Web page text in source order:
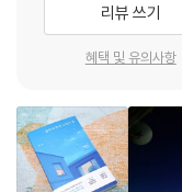
개인적 차원에서든 또는
의 방향이 ‘앞’이라고 해
몰려간다. 지금의 방향이
면, 180도 뒤로 돌아 올바
한 ‘진보’일 것이다. 우리
다. “현시대에서 가장 장
말처럼 ‘행복’이란 말을
항해야 한다고 그는 말한
“세상이 우리를 불행에
우리는 다른 방향으로 수
- 오지은 (작가, 음악가)
리뷰 쓰기
혜택 및 유의사항